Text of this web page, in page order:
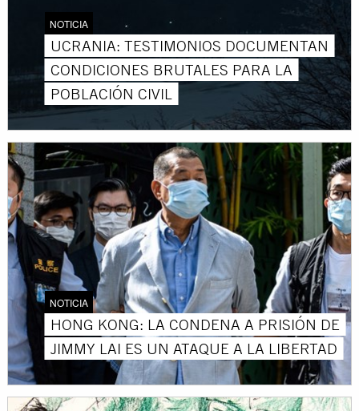
NOTICIA
UCRANIA: TESTIMONIOS DOCUMENTAN
CONDICIONES BRUTALES PARA LA
POBLACIÓN CIVIL
NOTICIA
HONG KONG: LA CONDENA A PRISIÓN DE
JIMMY LAI ES UN ATAQUE A LA LIBERTAD